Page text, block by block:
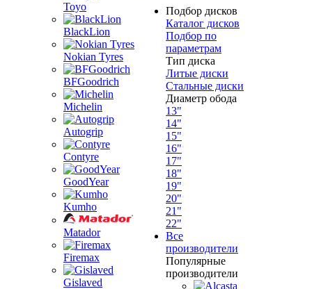
Toyo
BlackLion
Nokian Tyres
BFGoodrich
Michelin
Autogrip
Contyre
GoodYear
Kumho
Matador
Firemax
Gislaved
Подбор дисков
Каталог дисков
Подбор по
параметрам
Тип диска
Литые диски
Стальные диски
Диаметр обода
13"
14"
15"
16"
17"
18"
19"
20"
21"
22"
Все
производители
Популярные
производители